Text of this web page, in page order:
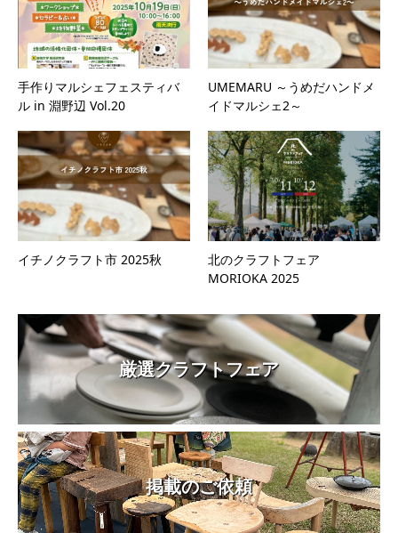
手作りマルシェフェスティバ
ル in 淵野辺 Vol.20
UMEMARU ～うめだハンドメ
イドマルシェ2～
イチノクラフト市 2025秋
北のクラフトフェア
MORIOKA 2025
厳選クラフトフェア
掲載のご依頼